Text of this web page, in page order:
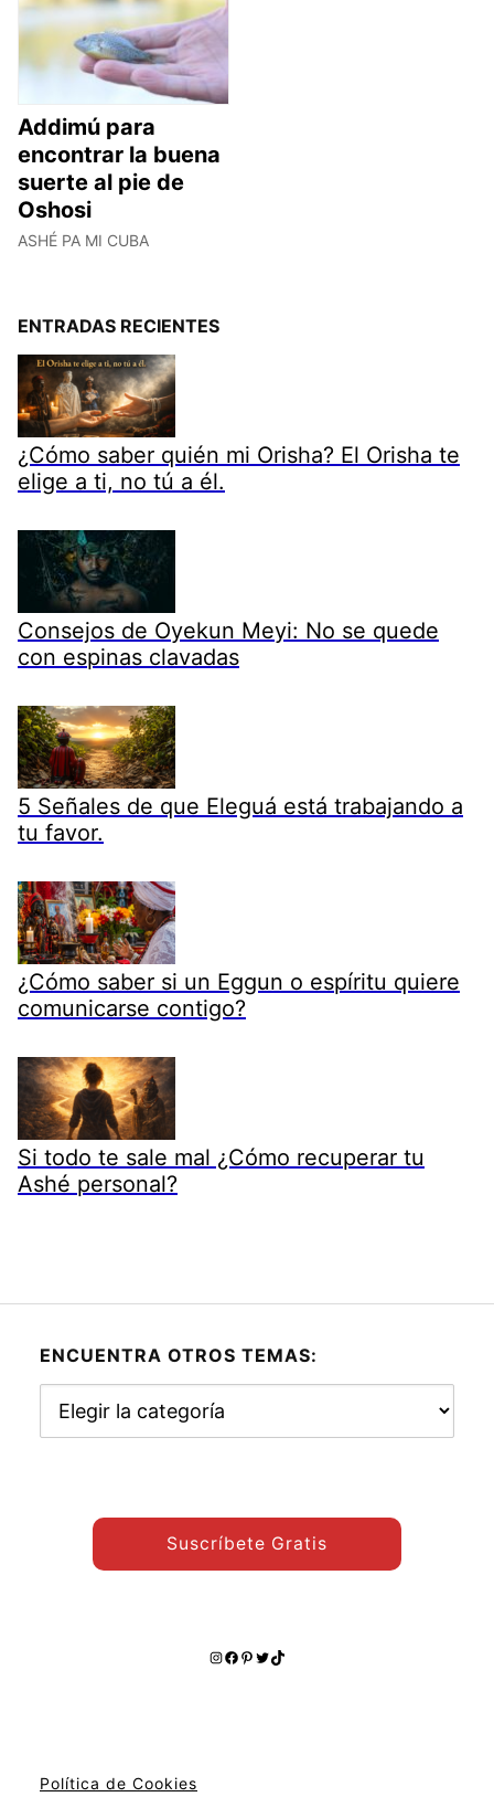
Addimú para
encontrar la buena
suerte al pie de
Oshosi
ASHÉ PA MI CUBA
ENTRADAS RECIENTES
¿Cómo saber quién mi Orisha? El Orisha te
elige a ti, no tú a él.
Consejos de Oyekun Meyi: No se quede
con espinas clavadas
5 Señales de que Eleguá está trabajando a
tu favor.
¿Cómo saber si un Eggun o espíritu quiere
comunicarse contigo?
Si todo te sale mal ¿Cómo recuperar tu
Ashé personal?
ENCUENTRA OTROS TEMAS:
otros
Suscríbete Gratis
Instagram
Facebook
Pinterest
Twitter
TikTok
Política de Cookies